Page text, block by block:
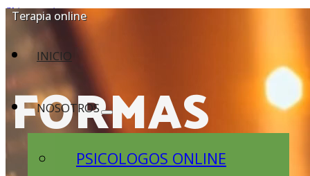
Skip to main content
INICIO
NOSOTROS
PSICOLOGOS ONLINE
Terapia online
FORMAS